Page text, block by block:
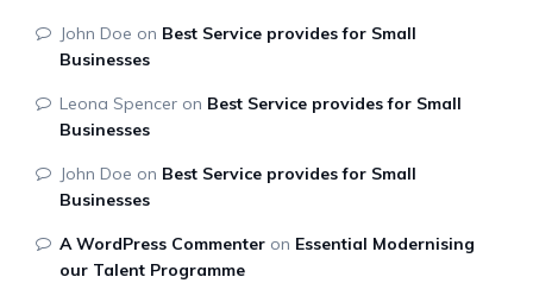
John Doe on Best Service provides for Small
Businesses
Leona Spencer on Best Service provides for Small
Businesses
John Doe on Best Service provides for Small
Businesses
A WordPress Commenter on Essential Modernising
our Talent Programme